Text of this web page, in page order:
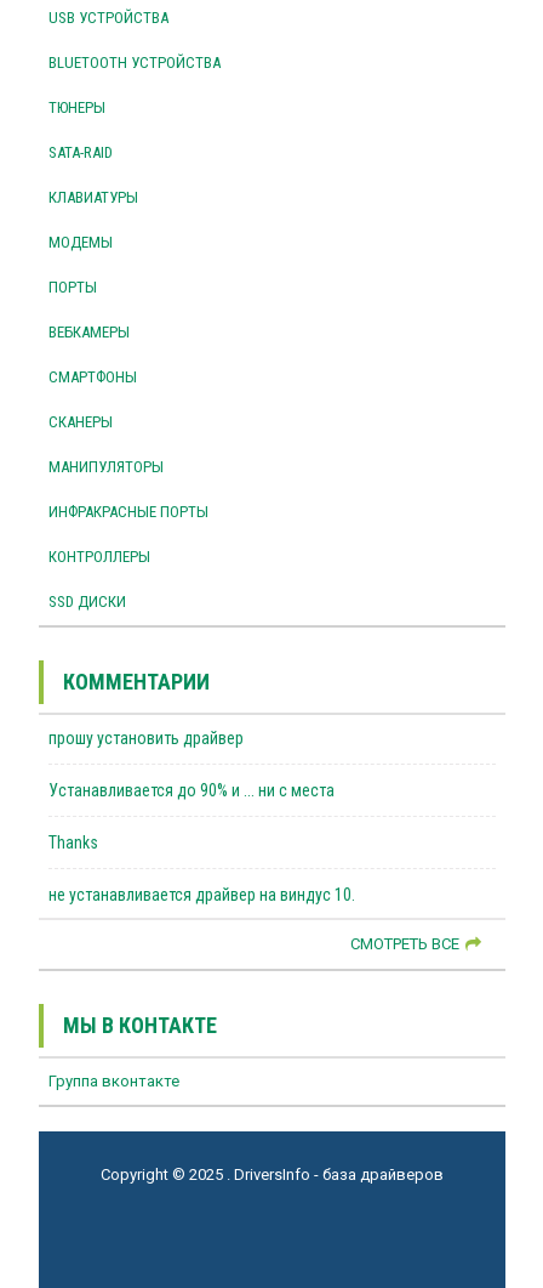
USB УСТРОЙСТВА
BLUETOOTH УСТРОЙСТВА
ТЮНЕРЫ
SATA-RAID
КЛАВИАТУРЫ
МОДЕМЫ
ПОРТЫ
ВЕБКАМЕРЫ
СМАРТФОНЫ
СКАНЕРЫ
МАНИПУЛЯТОРЫ
ИНФРАКРАСНЫЕ ПОРТЫ
КОНТРОЛЛЕРЫ
SSD ДИСКИ
КОММЕНТАРИИ
прошу установить драйвер
Устанавливается до 90% и ... ни с места
Thanks
не устанавливается драйвер на виндус 10.
СМОТРЕТЬ ВСЕ
МЫ В КОНТАКТЕ
Группа вконтакте
Copyright © 2025 . DriversInfo - база драйверов